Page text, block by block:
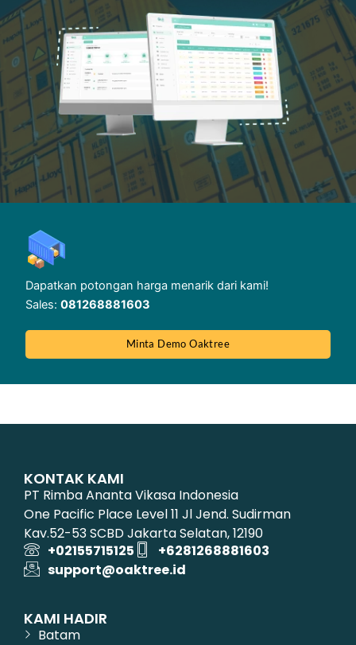
Dapatkan potongan harga menarik dari kami!
Sales: 081268881603
Minta Demo Oaktree
KONTAK KAMI
PT Rimba Ananta Vikasa Indonesia
One Pacific Place Level 11 Jl Jend. Sudirman
Kav.52-53 SCBD Jakarta Selatan, 12190
+02155715125
+6281268881603
support@oaktree.id
KAMI HADIR
Batam